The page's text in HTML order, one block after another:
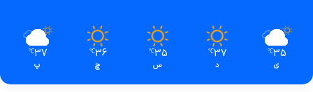
35
℃
ی
37
℃
د
35
℃
س
36
℃
چ
37
℃
پ